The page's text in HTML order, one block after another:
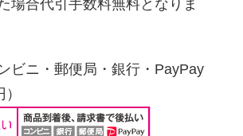
場合代引手数料無料となりま
ビニ・郵便局・銀行・PayPay